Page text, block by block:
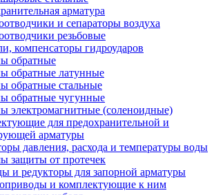
арматура
и сепараторы воздуха
резьбовые
компенсаторы гидроударов
обратные
обратные латунные
обратные стальные
обратные чугунные
электромагнитные (соленоидные)
для предохранительной и
арматуры
давления, расхода и температуры воды
защиты от протечек
и редукторы для запорной арматуры
и комплектующие к ним